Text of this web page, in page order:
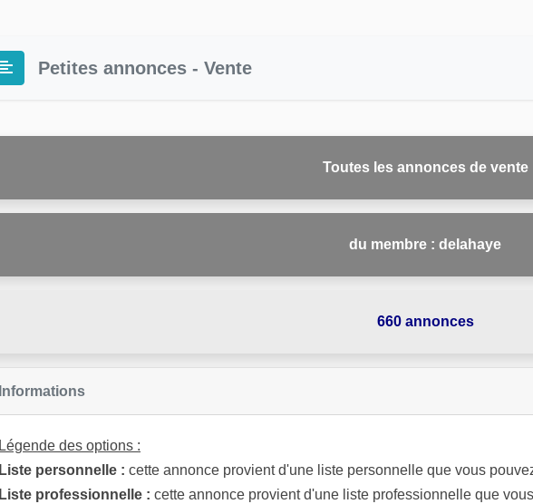
Petites annonces - Vente
Toutes les annonces de vente
du membre : delahaye
660 annonces
Informations
Légende des options :
Liste personnelle : cette annonce provient d'une liste personnelle que vous
Liste professionnelle : cette annonce provient d'une liste professionnelle que